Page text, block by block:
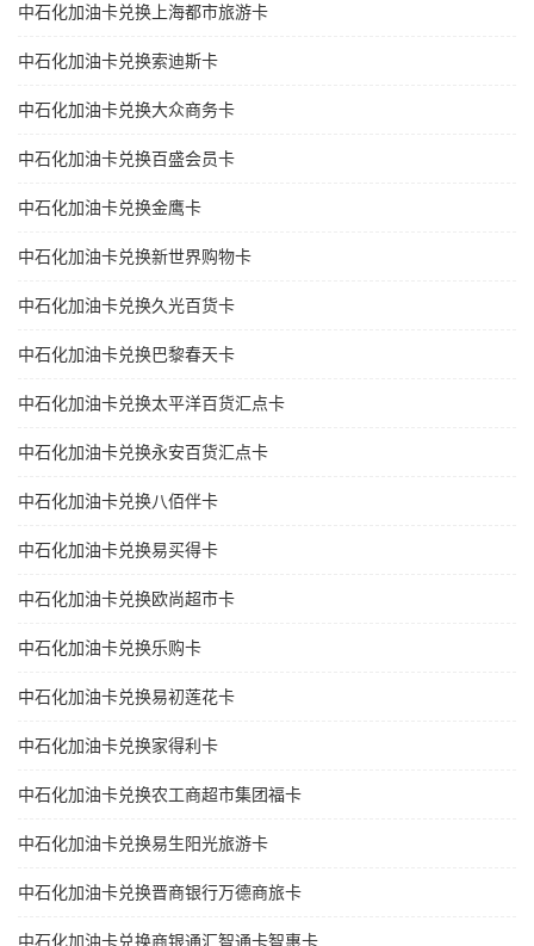
中石化加油卡兑换上海都市旅游卡
中石化加油卡兑换索迪斯卡
中石化加油卡兑换大众商务卡
中石化加油卡兑换百盛会员卡
中石化加油卡兑换金鹰卡
中石化加油卡兑换新世界购物卡
中石化加油卡兑换久光百货卡
中石化加油卡兑换巴黎春天卡
中石化加油卡兑换太平洋百货汇点卡
中石化加油卡兑换永安百货汇点卡
中石化加油卡兑换八佰伴卡
中石化加油卡兑换易买得卡
中石化加油卡兑换欧尚超市卡
中石化加油卡兑换乐购卡
中石化加油卡兑换易初莲花卡
中石化加油卡兑换家得利卡
中石化加油卡兑换农工商超市集团福卡
中石化加油卡兑换易生阳光旅游卡
中石化加油卡兑换晋商银行万德商旅卡
中石化加油卡兑换商银通汇智通卡智惠卡